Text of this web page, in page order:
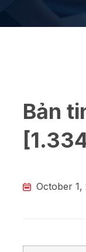
Bản
October 1,